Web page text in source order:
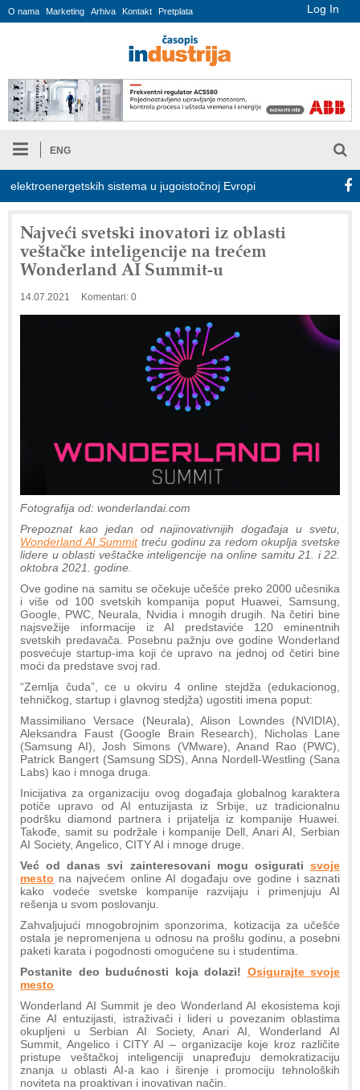
Log In
O nama Marketing Arhiva Kontakt Pretplata
ENG
sistema u jugoistočnoj Evropi
Najveći svetski inovatori iz oblasti
veštačke inteligencije na trećem
Wonderland AI Summit-u
14.07.2021 Komentari: 0
Fotografija od: wonderlandai.com
Prepoznat kao jedan od najinovativnijih događaja u svetu,
Wonderland AI Summittreću godinu za redom okuplja svetske
lidere u oblasti veštačke inteligencije na online samitu 21. i 22.
oktobra 2021. godine.
Ove godine na samitu se očekuje učešće preko 2000 učesnika
i više od 100 svetskih kompanija poput Huawei, Samsung,
Google, PWC, Neurala, Nvidia i mnogih drugih. Na četiri bine
najsvežije informacije iz AI predstaviće 120 eminentnih
svetskih predavača. Posebnu pažnju ove godine Wonderland
posvećuje startup-ima koji će upravo na jednoj od četiri bine
moći da predstave svoj rad.
“Zemlja čuda”, ce u okviru 4 online stejdža (edukacionog,
tehničkog, startup i glavnog stedjža) ugostiti imena poput:
Massimiliano Versace (Neurala), Alison Lowndes (NVIDIA),
Aleksandra Faust (Google Brain Research), Nicholas Lane
(Samsung AI), Josh Simons (VMware), Anand Rao (PWC),
Patrick Bangert (Samsung SDS), Anna Nordell-Westling (Sana
Labs) kao i mnoga druga.
Inicijativa za organizaciju ovog događaja globalnog karaktera
potiče upravo od AI entuzijasta iz Srbije, uz tradicionalnu
podršku diamond partnera i prijatelja iz kompanije Huawei.
Takođe, samit su podržale i kompanije Dell, Anari AI, Serbian
AI Society, Angelico, CITY AI i mnoge druge.
Već od danas svi zainteresovani mogu osigurati svoje
mesto na najvećem online AI događaju ove godine i saznati
kako vodeće svetske kompanije razvijaju i primenjuju AI
rešenja u svom poslovanju.
Zahvaljujući mnogobrojnim sponzorima, kotizacija za učešće
ostala je nepromenjena u odnosu na prošlu godinu, a posebni
paketi karata i pogodnosti omogućene su i studentima.
Postanite deo budućnosti koja dolazi! Osigurajte svoje
mesto
Wonderland AI Summit je deo Wonderland AI ekosistema koji
čine AI entuzijasti, istraživači i lideri u povezanim oblastima
okupljeni u Serbian AI Society, Anari AI, Wonderland AI
Summit, Angelico i CITY AI – organizacije koje kroz različite
pristupe veštačkoj inteligenciji unapređuju demokratizaciju
znanja u oblasti AI-a kao i širenje i promociju tehnoloških
noviteta na proaktivan i inovativan način.